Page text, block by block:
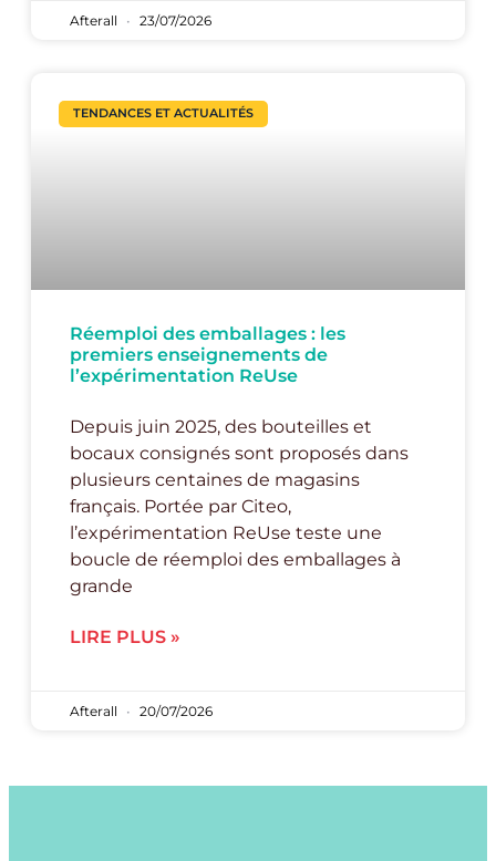
Afterall 23/07/2026
TENDANCES ET ACTUALITÉS
Réemploi des emballages : les
premiers enseignements de
l’expérimentation ReUse
Depuis juin 2025, des bouteilles et
bocaux consignés sont proposés dans
plusieurs centaines de magasins
français. Portée par Citeo,
l’expérimentation ReUse teste une
boucle de réemploi des emballages à
grande
LIRE PLUS »
Afterall 20/07/2026